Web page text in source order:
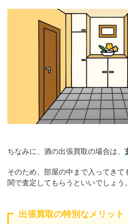
ちなみに、酒の出張買取の場合は、
そのため、部屋の中まで入ってき
関で査定してもらうといいでしょう。
出張買取の特別なメリット